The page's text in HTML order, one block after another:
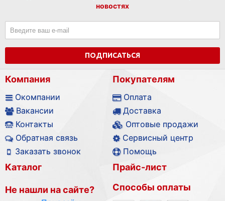
новостях
ПОДПИСАТЬСЯ
Компания
Окомпании
Вакансии
Контакты
Обратная связь
Заказать звонок
Покупателям
Оплата
Доставка
Оптовые продажи
Сервисный центр
Помощь
Каталог
Не нашли на сайте?
Прайс-лист
Способы оплаты